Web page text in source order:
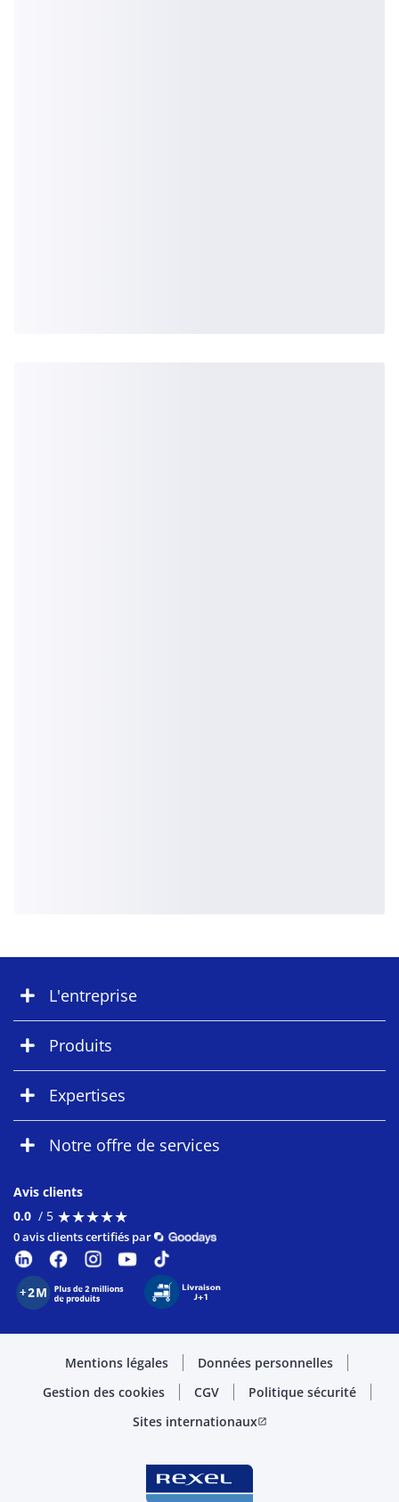
L'entreprise
Produits
Expertises
Notre offre de services
Avis clients
0.0 / 5 ★★★★★
★★★★★
0 avis clients certifiés par
Mentions légales
Données personnelles
Gestion des cookies
CGV
Politique sécurité
Sites internationauxopen_in_new